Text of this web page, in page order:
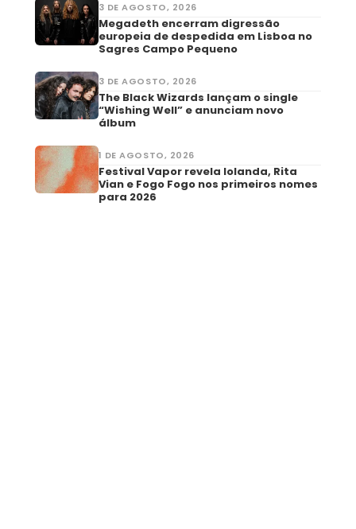
3 DE AGOSTO, 2026
Megadeth encerram digressão
europeia de despedida em Lisboa no
Sagres Campo Pequeno
3 DE AGOSTO, 2026
The Black Wizards lançam o single
“Wishing Well” e anunciam novo
álbum
1 DE AGOSTO, 2026
Festival Vapor revela Iolanda, Rita
Vian e Fogo Fogo nos primeiros nomes
para 2026